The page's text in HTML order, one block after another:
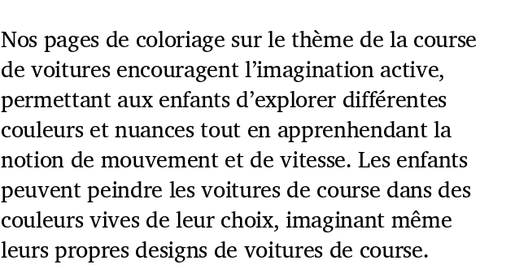
Nos pages de coloriage sur le thème de la course
de voitures encouragent l’imagination active,
permettant aux enfants d’explorer différentes
couleurs et nuances tout en apprenhendant la
notion de mouvement et de vitesse. Les enfants
peuvent peindre les voitures de course dans des
couleurs vives de leur choix, imaginant même
leurs propres designs de voitures de course.